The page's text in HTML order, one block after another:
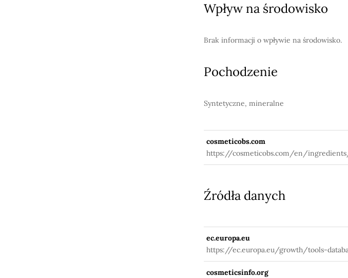
Wpływ na środowisko
Brak informacji o wpływie na środowisko.
Pochodzenie
Syntetyczne, mineralne
cosmeticobs.com
https://cosmeticobs.com/en/ingredients/
Źródła danych
ec.europa.eu
https://ec.europa.eu/growth/tools-
fuseaction=search.details_v2&id=34654
cosmeticsinfo.org